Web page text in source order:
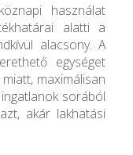
használat
alatti a
alacsony. A
egységet
maximálisan
sorából
akár lakhatási